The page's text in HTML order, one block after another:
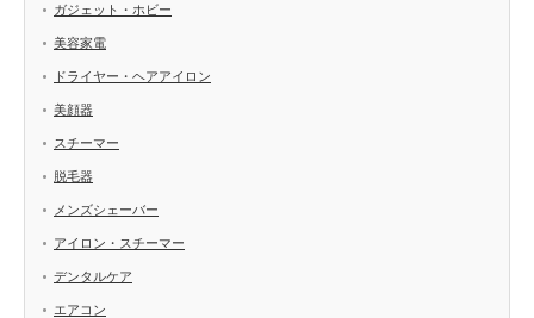
ガジェット・ホビー
美容家電
ドライヤー・ヘアアイロン
美顔器
スチーマー
脱毛器
メンズシェーバー
アイロン・スチーマー
デンタルケア
エアコン